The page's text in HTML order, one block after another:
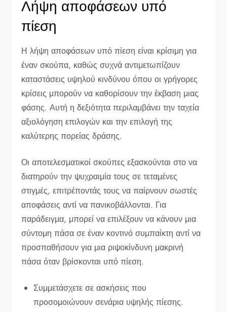
Λήψη αποφάσεων υπό
πίεση
Η λήψη αποφάσεων υπό πίεση είναι κρίσιμη για
έναν σκούπα, καθώς συχνά αντιμετωπίζουν
καταστάσεις υψηλού κινδύνου όπου οι γρήγορες
κρίσεις μπορούν να καθορίσουν την έκβαση μιας
φάσης. Αυτή η δεξιότητα περιλαμβάνει την ταχεία
αξιολόγηση επιλογών και την επιλογή της
καλύτερης πορείας δράσης.
Οι αποτελεσματικοί σκούπες εξασκούνται στο να
διατηρούν την ψυχραιμία τους σε τεταμένες
στιγμές, επιτρέποντάς τους να παίρνουν σωστές
αποφάσεις αντί να πανικοβάλλονται. Για
παράδειγμα, μπορεί να επιλέξουν να κάνουν μια
σύντομη πάσα σε έναν κοντινό συμπαίκτη αντί να
προσπαθήσουν για μια ριψοκίνδυνη μακρινή
πάσα όταν βρίσκονται υπό πίεση.
Συμμετάσχετε σε ασκήσεις που
προσομοιώνουν σενάρια υψηλής πίεσης.